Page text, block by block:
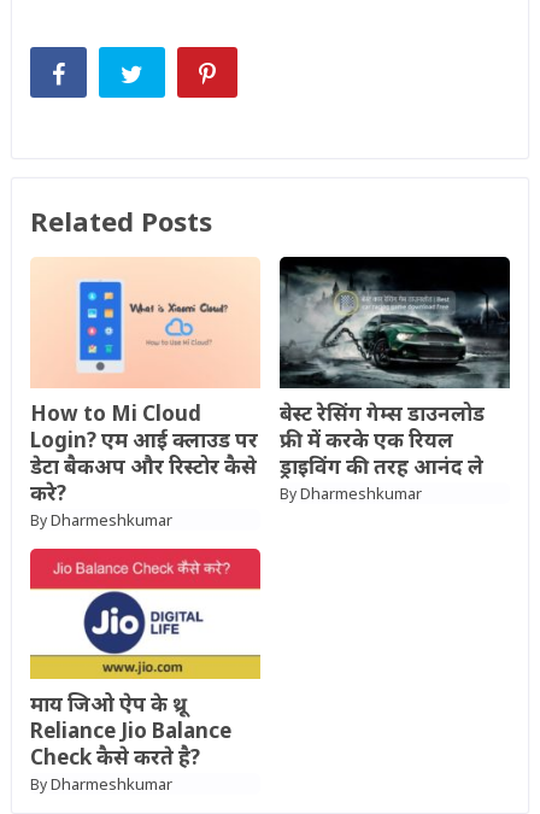
Related Posts
How to Mi Cloud
Login? एम आई क्लाउड पर
डेटा बैकअप और रिस्टोर कैसे
करे?
ByDharmeshkumar
बेस्ट रेसिंग गेम्स डाउनलोड
फ्री में करके एक रियल
ड्राइविंग की तरह आनंद ले
ByDharmeshkumar
माय जिओ ऐप के थ्रू
Reliance Jio Balance
Check कैसे करते है?
ByDharmeshkumar